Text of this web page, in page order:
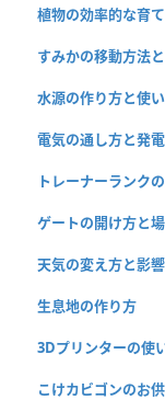
植物の効率的な育
すみかの移動方法
水源の作り方と使
電気の通し方と発
トレーナーランク
ゲートの開け方と
天気の変え方と影響
生息地の作り方
3Dプリンターの使
こけカビゴンのお